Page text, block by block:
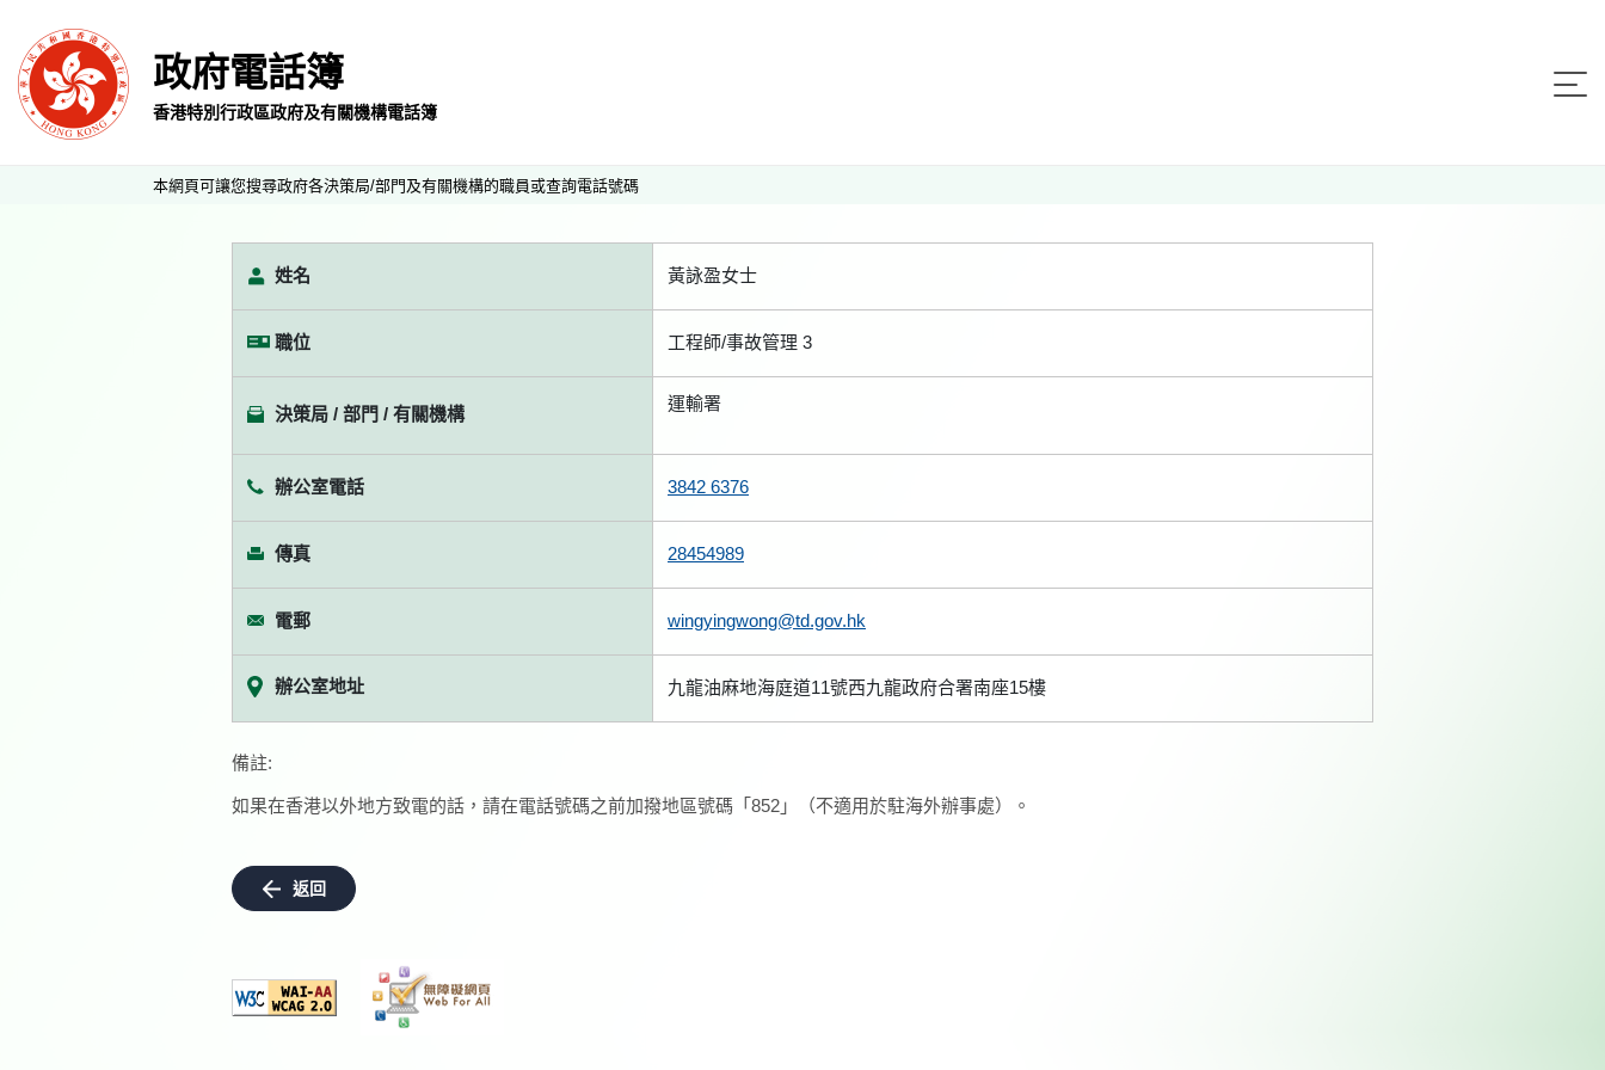
政府電話簿
香港特別行政區政府及有關機構電話簿
本網頁可讓您搜尋政府各決策局/部門及有關機構的職員或查詢電話號碼
姓名 黃詠盈女士
職位 工程師/事故管理 3
決策局 / 部門 / 有關機構
運輸署
辦公室電話 3842 6376
傳真 28454989
電郵 wingyingwong@td.gov.hk
辦公室地址 九龍油麻地海庭道11號西九龍政府合署南座15樓
備註:
如果在香港以外地方致電的話，請在電話號碼之前加撥地區號碼「852」（不適用於駐海外辦事處）。
返回